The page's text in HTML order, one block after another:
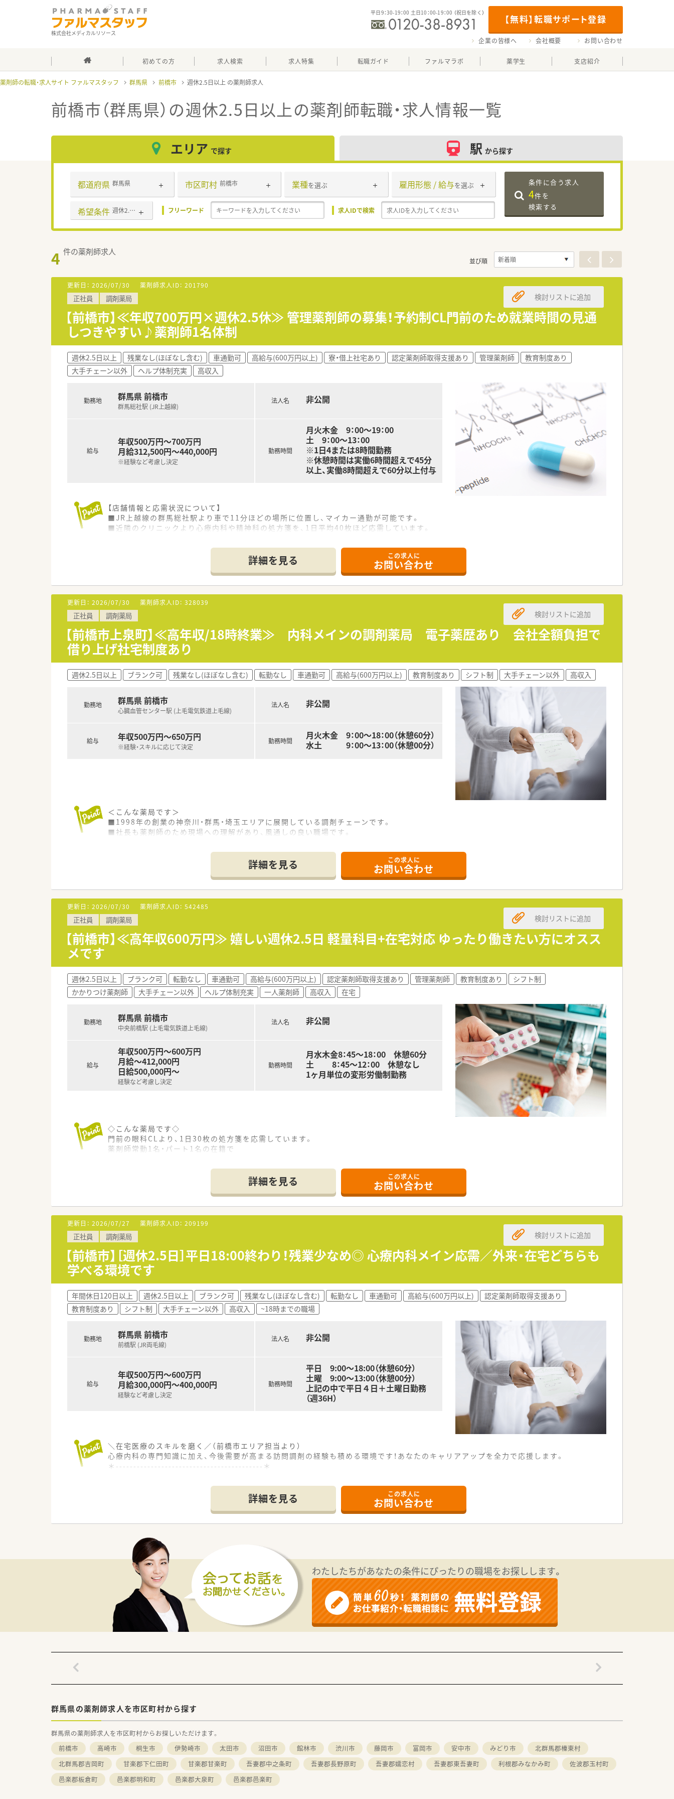
株式会社メディカルリソース
【無料】転職サポート登録
平日9：30-19：00 土日10：00-19：00 （祝日を除く）
企業の皆様へ 会社概要 お問い合わせ
初めての方 求人検索 求人特集 転職ガイド ファルマラボ 薬学生 支店紹介
薬剤師の転職・求人サイト ファルマスタッフ 群馬県 前橋市 週休2.5日以上
前橋市（群馬県）の週休2.5日以上の薬剤師転職・求人情報一覧
エリア で探す 駅 から探す
都道府県 群馬県 市区町村 前橋市 業種を選ぶ 雇用形態 / 給与を選ぶ
希望条件 週休2.5日以上 フリーワード 求人IDで検索
条件に合う求人
4件を
検索する
4 件の薬剤師求人
並び順
更新日： 2026/07/30 薬剤師求人ID： 201790
正社員 調剤薬局
【前橋市】≪年収700万円×週休2.5休≫ 管理薬剤師の募集！予約制CL門前のため就業時間の見通
しつきやすい♪薬剤師1名体制
検討リストに追加
週休2.5日以上 残業なし(ほぼなし含む) 車通勤可 高給与(600万円以上) 寮・借上社宅あり 認定薬剤師取得支援あり 管理薬剤師
教育制度あり
大手チェーン以外
ヘルプ体制充実 高収入
勤務地 群馬県 前橋市
群馬総社駅 (JR上越線)
給与
年収500万円～700万円
月給312,500円～440,000円
※経験など考慮し決定
法人名 非公開
勤務時間
月火木金 9：00～19：00
土 9：00～13：00
※1日4または8時間勤務
※休憩時間は実働6時間超えで45分
以上、実働8時間超えで60分以上付与
【店舗情報と応需状況について】
■JR上越線の群馬総社駅より車で11分ほどの場所に位置し、マイカー通勤が可能です。
■近隣のクリニックより心療内科や精神科の処方箋を、1日平均40枚ほど応需しています。
■福島県を拠点として全国に200店舗以上を展開し、地域医療に貢献している企業です。
■調剤薬局の運営だけでなく介護施設など幅広い事業を手掛け、経営基盤が安定しています。
■患者様とのつながりを大切にし、笑顔が見える温かい対応を心がけている社風が魅力です。
【勤務実態について】
■門前のクリニックは予約制のため、診療時間が延びることが少なく残業はほぼありません。
■平日は19時までですが、週の半ばに固定休みがあるため無理なく働くことができます。
■1人薬剤師の体制ですが、休憩時間はしっかりと確保されておりメリハリのある勤務です。
詳細を見る この求人に
お問い合わせ
更新日： 2026/07/30 薬剤師求人ID： 328039
正社員 調剤薬局
【前橋市上泉町】≪高年収/18時終業≫ 内科メインの調剤薬局 電子薬歴あり 会社全額負担で
借り上げ社宅制度あり
検討リストに追加
週休2.5日以上 ブランク可 残業なし(ほぼなし含む) 転勤なし 車通勤可 高給与(600万円以上) 教育制度あり シフト制 大手チェーン以外 高収入
勤務地 群馬県 前橋市
心臓血管センター駅 (上毛電気鉄道上毛線)
給与 年収500万円～650万円
※経験・スキルに応じて決定
法人名 非公開
勤務時間
月火木金 9：00～18：00（休憩60分）
水土 9：00～13：00（休憩00分）
＜こんな薬局です＞
■1998年の創業の神奈川・群馬・埼玉エリアに展開している調剤チェーンです。
■社長も薬剤師のため現場への理解があり、風通しの良い職場です。
■全社平均月10時間以下の残業のため、プライベートな時間が確保できます。
■クリニック門前が全体の9割と多く、患者さまや医師から信頼される地域密着型の調剤薬局を目指しております。
■健康サポート薬局に向けた体制作りも進めております。
■研修の一環として大学との研究論文発表、学会発表にも力を入れています。
■OJT、合同研修会(年2回)、メーカー勉強会など、キャリアに合わせた充実した教育体制がございます
■産前産後休暇・育児休職制度の取得実績が多数あります。現在も取得中の従業員がいます。その後復帰し、時短勤務で働くことが可能
です。
■有給休暇の消化率は約80％。仕事とプライベートの両立を図りやすい環境です。
■勤続10年以上在籍している方も多数いらっしゃいます。
■内科メインの応需で処方箋は1日50枚程度です。
■複数体制でのご勤務となります。
＜研修制度＞
■OJT、合同研修会(年2回)、メーカー勉強会など、キャリアに合わせた充実した教育体制がございます。
■研修の一環として大学との研究論文発表、学会発表にも力を入れています。
＜こんな方にオススメ！＞
★ライフワークバランス重視の方！
★地域密着の薬局で働きたい方！
★会社と現場の距離が近く、風通しの良い現場をお探しの方！
詳細を見る この求人に
お問い合わせ
更新日： 2026/07/30 薬剤師求人ID： 542485
正社員 調剤薬局
【前橋市】≪高年収600万円≫ 嬉しい週休2.5日 軽量科目+在宅対応 ゆったり働きたい方にオスス
メです
検討リストに追加
週休2.5日以上 ブランク可 転勤なし 車通勤可 高給与(600万円以上) 認定薬剤師取得支援あり 管理薬剤師 教育制度あり
シフト制
かかりつけ薬剤師
大手チェーン以外 ヘルプ体制充実 一人薬剤師 高収入 在宅
勤務地 群馬県 前橋市
中央前橋駅 (上毛電気鉄道上毛線)
給与
年収500万円～600万円
月給～412,000円
日給500,000円～
経験など考慮し決定
法人名 非公開
勤務時間
月水木金8：45～18：00 休憩60分
土 8：45～12：00 休憩なし
1ヶ月単位の変形労働制勤務
◇こんな薬局です◇
門前の眼科CLより、1日30枚の処方箋を応需しています。
薬剤師常勤1名・パート1名の在籍で
配達時はパートさん・事務さんにて外来対応をいただきます。
管理薬剤師の募集となります。
常勤1名の店舗のため、ご自身の裁量で運営いただけます。
火曜・日曜・土曜PMの固定で週休2.5日♪
ゆったり働きたい方にオススメの環境です。
＼様々なフィールドで活躍できます／
◎声を上げれば色々な業務に挑戦することができ、
責任のある業務にも携わる事ができます。
◎実際に31歳で社長となった方もおられ、
地域に根差した会社運営を目指されておられます。
◎薬剤師経験、マネジメント経験、病院事務長経験、
これまでのご経験を最大限に活かせるフィールドが
用意されています。
◎薬局薬剤師からグループ病院へキャリアチェンジも可能で、
◎認定薬剤師、かかりつけ薬剤師取得のサポートを積極的に行っております。
eラーニングや認定薬剤師登録・更新費用は会社負担となります。
＼こんな会社です／
詳細を見る この求人に
お問い合わせ
更新日： 2026/07/27 薬剤師求人ID： 209199
正社員 調剤薬局
【前橋市】［週休2.5日］平日18:00終わり！残業少なめ◎ 心療内科メイン応需／外来・在宅どちらも
学べる環境です
検討リストに追加
年間休日120日以上 週休2.5日以上 ブランク可 残業なし(ほぼなし含む) 転勤なし 車通勤可 高給与(600万円以上)
認定薬剤師取得支援あり
教育制度あり
シフト制 大手チェーン以外 高収入 ~18時までの職場
勤務地 群馬県 前橋市
前橋駅 (JR両毛線)
給与
年収500万円～600万円
月給300,000円～400,000円
経験など考慮し決定
法人名 非公開
勤務時間
平日 9:00～18:00（休憩60分）
土曜 9:00～13:00（休憩00分）
上記の中で平日４日＋土曜日勤務
（週36H）
＼在宅医療のスキルを磨く／（前橋市エリア担当より）
心療内科の専門知識に加え、今後需要が高まる訪問調剤の経験も積める環境です！あなたのキャリアアップを全力で応援します。
＊------------------------------------------＊
【店舗情報と応需状況について】
■前橋駅から車で15分ほどの場所に位置し、心療内科や精神科の処方箋をメインに応需している地域密着型の薬局です。
■門前のクリニックから50～60枚/日、在宅は200～250枚/月の処方箋を応需しており、常時2名の薬剤師体制で対応しています。
■処方箋の調剤業務に加えて、広い店内では化粧品や日用品なども多数販売しており、地域の方々に親しまれています。
【求人情報について】
■希少な週休2.5日制を導入しており、年間休日は120日以上とプライベートの時間をしっかりと確保できる環境です。
■平日は18時までの開局で残業はほぼ発生しないため、仕事終わりの時間も有意義に使うことが可能となります。
■給与はご経験などをしっかり考慮した上で、年収500万円から600万円の範囲で決定される高収入の正社員求人です。
【想定される業務内容】
■主な業務として、精神科や心療内科の処方箋に基づいた調剤、監査、および患者様への丁寧な服薬指導をお任せいたします。
■今後さらに拡大していく訪問調剤業務にも携わっていただき、施設や居宅への服薬指導など幅広い業務を担当していただきます。
■処方箋調剤だけでなく、店舗内で販売しているOTC医薬品や日用雑貨に関するお客様へのアドバイスも行っていただきます。
詳細を見る この求人に
お問い合わせ
わたしたちがあなたの条件にぴったりの職場をお探しします。
群馬県の薬剤師求人を市区町村から探す
群馬県の薬剤師求人を市区町村からお探しいただけます。
前橋市
高崎市 桐生市 伊勢崎市 太田市 沼田市 館林市 渋川市 藤岡市 富岡市 安中市 みどり市
北群馬郡榛東村
北群馬郡吉岡町
甘楽郡下仁田町 甘楽郡甘楽町 吾妻郡中之条町 吾妻郡長野原町 吾妻郡嬬恋村 吾妻郡東吾妻町 利根郡みなかみ町
佐波郡玉村町
邑楽郡板倉町
邑楽郡明和町 邑楽郡大泉町 邑楽郡邑楽町